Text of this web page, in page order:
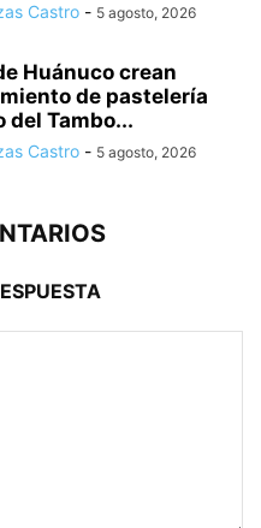
Castro - 5 agosto, 2026
Huánuco crean
de pastelería
del Tambo...
Castro - 5 agosto, 2026